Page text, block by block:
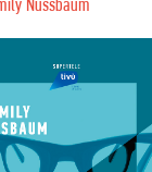
Nussbaum